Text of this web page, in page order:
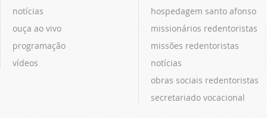
notícias
ouça ao vivo
programação
vídeos
hospedagem santo afonso
missionários redentoristas
missões redentoristas
notícias
obras sociais redentoristas
secretariado vocacional